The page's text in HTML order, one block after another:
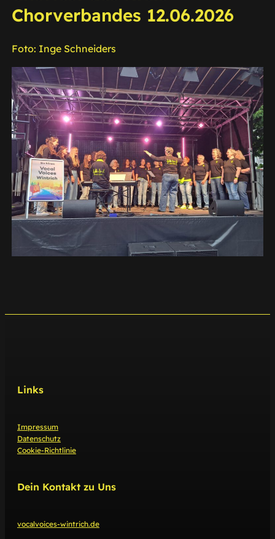
Chorverbandes 12.06.2026
Foto: Inge Schneiders
Links
Impressum
Datenschutz
Cookie-Richtlinie
Dein Kontakt zu Uns
vocalvoices-wintrich.de